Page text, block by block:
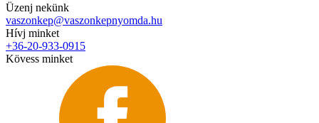
Üzenj nekünk
vaszonkep@vaszonkepnyomda.hu
Hívj minket
+36-20-933-0915
Kövess minket